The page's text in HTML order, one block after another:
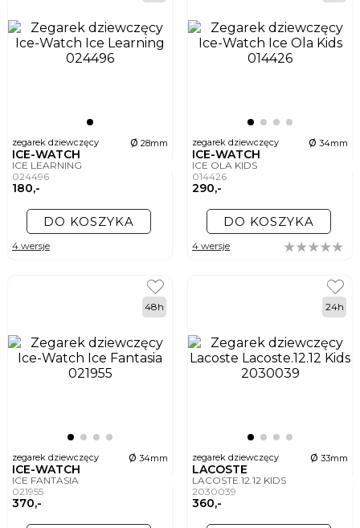
zegarek dziewczęcy ø 28mm
ICE-WATCH
ICE LEARNING
024496
180,-
DO KOSZYKA
4 wersje
zegarek dziewczęcy ø 34mm
ICE-WATCH
ICE OLA KIDS
014426
290,-
DO KOSZYKA
4 wersje
zegarek dziewczęcy ø 34mm
ICE-WATCH
ICE FANTASIA
021955
370,-
48h
zegarek dziewczęcy ø 33mm
LACOSTE
LACOSTE.12.12 KIDS
2030039
360,-
24h